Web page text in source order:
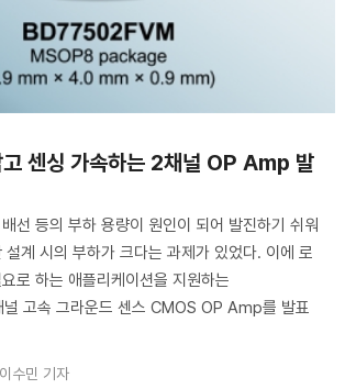
고 센싱 가속하는 2채널 OP Amp 발
선 등의 부하 용량이 원인이 되어 발진하기 쉬워
계 시의 부하가 크다는 과제가 있었다. 이에 로
로 하는 애플리케이션을 지원하는
고속 그라운드 센스 CMOS OP Amp를 발표
이수민 기자